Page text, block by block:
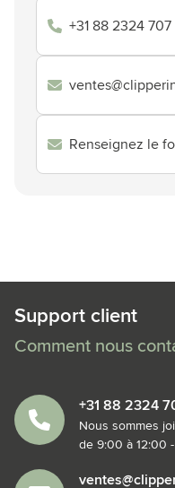
+31 88 2324 707
Renseignez le
Support client
Comment nous
+31 88 2324
Nous sommes
de 9:00 à 12:00